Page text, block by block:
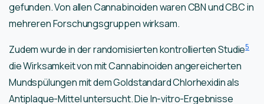
gefunden. Von allen Cannabinoiden waren CBN und CBC in
mehreren Forschungsgruppen wirksam.
Zudem wurde in der randomisierten kontrollierten Studie5
die Wirksamkeit von mit Cannabinoiden angereicherten
Mundspülungen mit dem Goldstandard Chlorhexidin als
Antiplaque-Mittel untersucht. Die In-vitro-Ergebnisse